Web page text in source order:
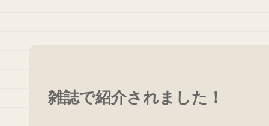
雑誌で紹介されました！